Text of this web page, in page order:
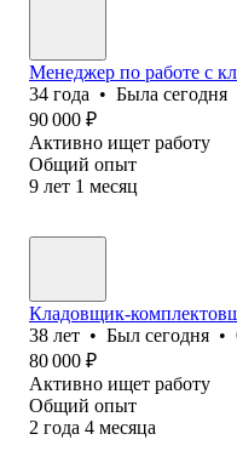
Менеджер по работе с
34 года • Была сегодня
90 000 ₽
Активно ищет работу
Общий опыт
9 лет 1 месяц
Кладовщик-
38 лет • Был сегодня •
80 000 ₽
Активно ищет работу
Общий опыт
2 года 4 месяца